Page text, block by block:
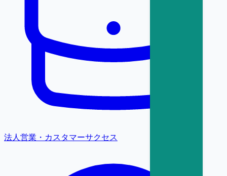
法人営業・カスタマーサクセス